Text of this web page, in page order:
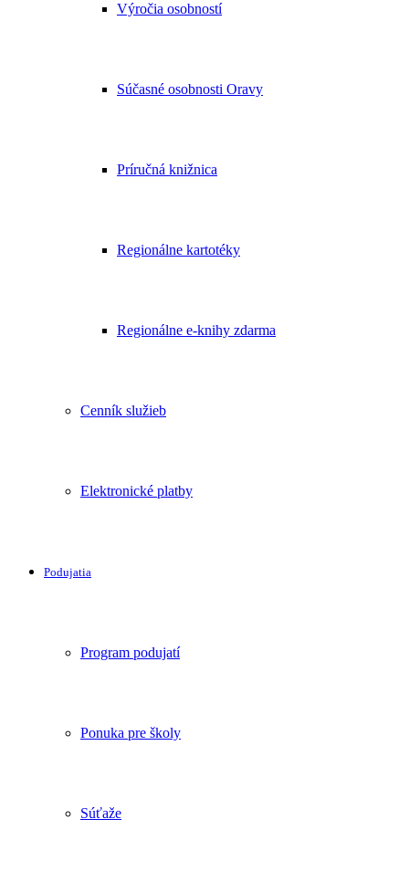
Výročia osobností
Súčasné osobnosti Oravy
Príručná knižnica
Regionálne kartotéky
Regionálne e-knihy zdarma
Cenník služieb
Elektronické platby
Podujatia
Program podujatí
Ponuka pre školy
Súťaže